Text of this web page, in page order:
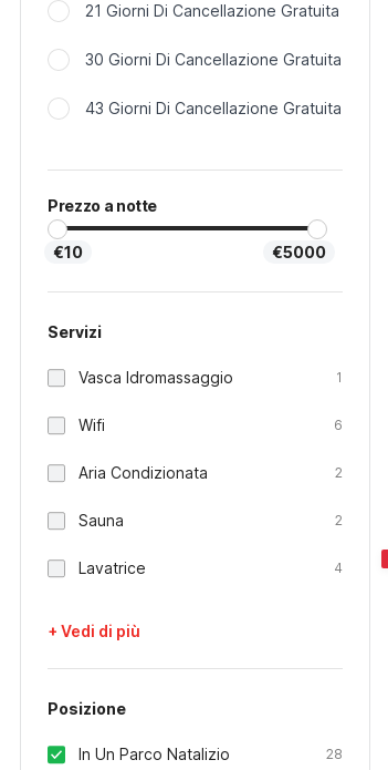
21 Giorni Di Cancellazione Gratuita
30 Giorni Di Cancellazione Gratuita
43 Giorni Di Cancellazione Gratuita
Prezzo a notte
€10 €5000
Servizi
Vasca Idromassaggio 1
Wifi 6
Aria Condizionata 2
Sauna 2
Lavatrice 4
+ Vedi di più
Posizione
In Un Parco Natalizio 28